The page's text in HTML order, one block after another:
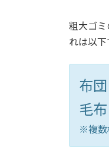
粗大ゴ
れは以下
布
毛
※複数